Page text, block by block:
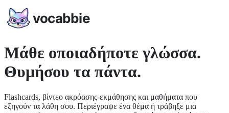
vocabbie
Μάθε οποιαδήποτε γλώσσα.
Θυμήσου τα πάντα.
Flashcards, βίντεο ακρόασης-εκμάθησης και μαθήματα που
εξηγούν τα λάθη σου. Περιέγραψε ένα θέμα ή τράβηξε μια